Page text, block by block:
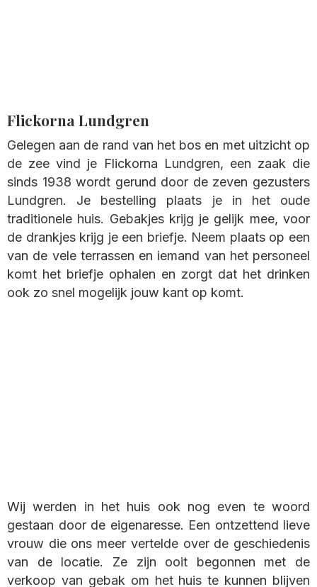
Flickorna Lundgren
Gelegen aan de rand van het bos en met uitzicht op
de zee vind je Flickorna Lundgren, een zaak die
sinds 1938 wordt gerund door de zeven gezusters
Lundgren. Je bestelling plaats je in het oude
traditionele huis. Gebakjes krijg je gelijk mee, voor
de drankjes krijg je een briefje. Neem plaats op een
van de vele terrassen en iemand van het personeel
komt het briefje ophalen en zorgt dat het drinken
ook zo snel mogelijk jouw kant op komt.
Wij werden in het huis ook nog even te woord
gestaan door de eigenaresse. Een ontzettend lieve
vrouw die ons meer vertelde over de geschiedenis
van de locatie. Ze zijn ooit begonnen met de
verkoop van gebak om het huis te kunnen blijven